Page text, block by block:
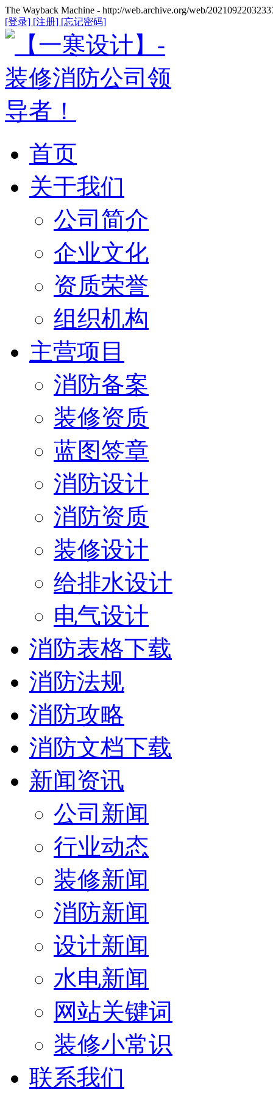
The Wayback Machine - http://web.archive.org/web/
[登录] [注册] [忘记密码]
首页
关于我们
公司简介
企业文化
资质荣誉
组织机构
主营项目
消防备案
装修资质
蓝图签章
消防设计
消防资质
装修设计
给排水设计
电气设计
消防表格下载
消防法规
消防攻略
消防文档下载
新闻资讯
公司新闻
行业动态
装修新闻
消防新闻
设计新闻
水电新闻
网站关键词
装修小常识
联系我们